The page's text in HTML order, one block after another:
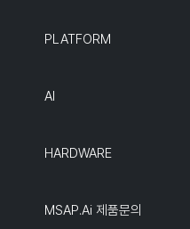
PLATFORM
AI
HARDWARE
MSAP.ai 제품문의